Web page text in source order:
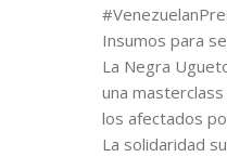
Insumos para
La Negra
una
los afectados
La solidaridad